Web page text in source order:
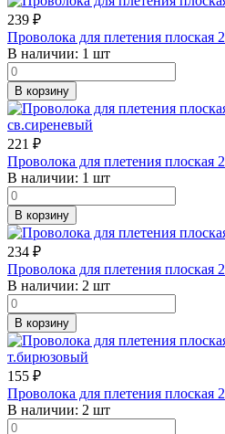
239 ₽
Проволока для плетения
В наличии: 1 шт
В корзину
221 ₽
Проволока для плетения
В наличии: 1 шт
В корзину
234 ₽
Проволока для плетения
В наличии: 2 шт
В корзину
155 ₽
Проволока для плетения
В наличии: 2 шт